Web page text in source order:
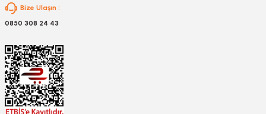
Bize Ulaşın :
0850 308 24 43